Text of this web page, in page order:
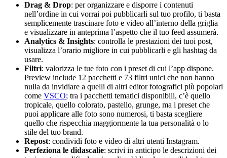
Drag & Drop: per organizzare e disporre i contenuti
nell’ordine in cui vorrai poi pubblicarli sul tuo profilo, ti basta
semplicemente trascinare foto e video all’interno della griglia
e visualizzare in anteprima l’aspetto che il tuo feed assumerà.
Analytics & Insights: controlla le prestazioni dei tuoi post,
visualizza l’orario migliore in cui pubblicarli e gli hashtag da
usare.
Filtri: valorizza le tue foto con i preset di cui l’app dispone.
Preview include 12 pacchetti e 73 filtri unici che non hanno
nulla da invidiare a quelli di altri editor fotografici più popolari
come VSCO; tra i pacchetti tematici disponibili, c’è quello
tropicale, quello colorato, pastello, grunge, ma i preset che
puoi applicare alle foto sono numerosi, ti basta scegliere
quello che rispecchia maggiormente la tua personalità o lo
stile del tuo brand.
Repost: condividi foto e video di altri utenti Instagram.
Perfeziona le didascalie: scrivi in anticipo le descrizioni dei